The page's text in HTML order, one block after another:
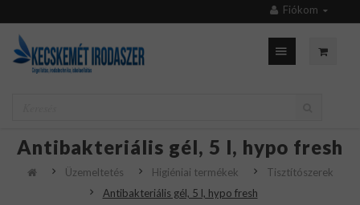
Fiókom
Antibakteriális gél, 5 l, hypo fresh
Üzemeltetés Higiéniai termékek
Tisztítószerek
Antibakteriális gél, 5 l, hypo fresh